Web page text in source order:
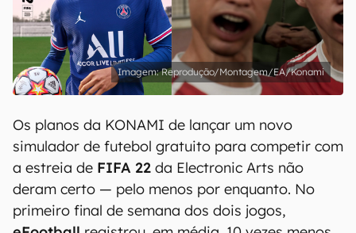
Reprodução/Montagem/EA/Konami
Os planos da KONAMI de lançar um novo
simulador de futebol gratuito para competir com
a estreia de FIFA 22 da Electronic Arts não
deram certo — pelo menos por enquanto. No
primeiro final de semana dos dois jogos,